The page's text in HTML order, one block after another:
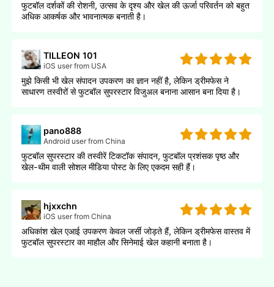
फुटबॉल दर्शकों की रोशनी, उत्सव के दृश्य और खेल की ऊर्जा परिवर्तन को बहुत
अधिक आकर्षक और भावनात्मक बनाती है।
TILLEON 101
iOS user from USA
मुझे किसी भी खेल संपादन उपकरण का ज्ञान नहीं है, लेकिन ड्रीमफेस ने
साधारण तस्वीरों से फुटबॉल सुपरस्टार विजुअल बनाना आसान बना दिया है।
pano888
Android user from China
फुटबॉल सुपरस्टार की तस्वीरें टिकटॉक संपादन, फुटबॉल प्रशंसक पृष्ठ और
खेल-थीम वाली सोशल मीडिया पोस्ट के लिए एकदम सही हैं।
hjxxchn
iOS user from China
अधिकांश खेल एआई उपकरण केवल जर्सी जोड़ते हैं, लेकिन ड्रीमफेस वास्तव में
फुटबॉल सुपरस्टार का माहौल और सिनेमाई खेल कहानी बनाता है।